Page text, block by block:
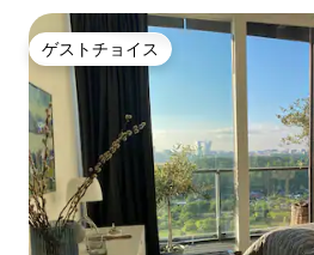
ゲストチョイス
ゲストチョイス